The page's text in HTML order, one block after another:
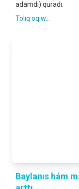
adamdı) quradı.
Tolıq oqıw...
Baylanıs hám